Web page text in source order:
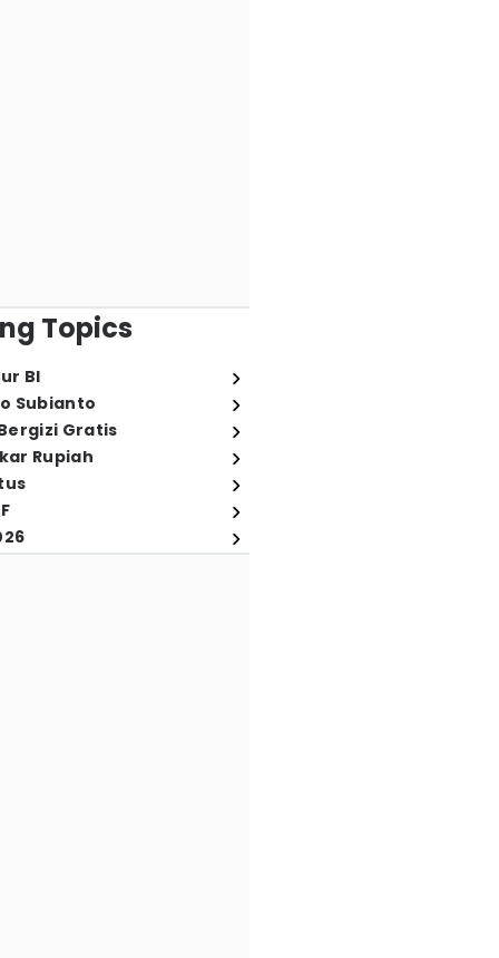
Topics
BI
Subianto
Gratis
Rupiah